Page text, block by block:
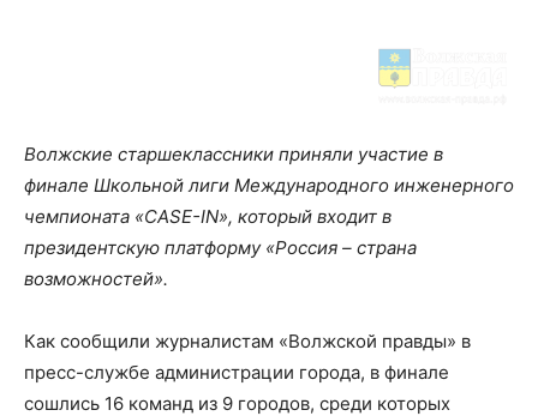
Волжские старшеклассники приняли участие в
финале Школьной лиги Международного инженерного
чемпионата «CASE-IN», который входит в
президентскую платформу «Россия – страна
возможностей».
Как сообщили журналистам «Волжской правды» в
пресс-службе администрации города, в финале
сошлись 16 команд из 9 городов, среди которых